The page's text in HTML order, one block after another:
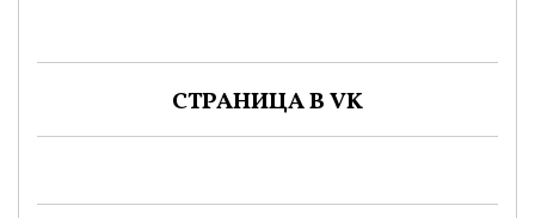
СТРАНИЦА В VK